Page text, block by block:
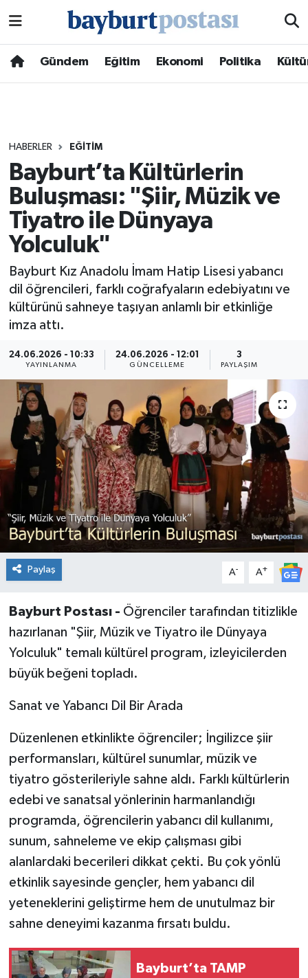
Gündem Eğitim Ekonomi Politika
HABERLER EĞITIM
Bayburt’ta Kültürlerin
Buluşması: "Şiir, Müzik ve
Tiyatro ile Dünyaya
Yolculuk"
Bayburt Kız Anadolu İmam Hatip Lisesi yabancı
dil öğrencileri, farklı coğrafyaların edebiyatını ve
kültürünü sahneye taşıyan anlamlı bir etkinliğe
imza attı.
24.06.2026 - 10:33
YAYINLANMA
24.06.2026 - 12:01
GÜNCELLEME
3
PAYLAŞIM
Paylaş A- A+
Bayburt Postası - Öğrenciler tarafından titizlikle
hazırlanan "Şiir, Müzik ve Tiyatro ile Dünyaya
Yolculuk" temalı kültürel program, izleyicilerden
büyük beğeni topladı.
Sanat ve Yabancı Dil Bir Arada
Düzenlenen etkinlikte öğrenciler; İngilizce şiir
performansları, kültürel sunumlar, müzik ve
tiyatro gösterileriyle sahne aldı. Farklı kültürlerin
edebi ve sanatsal yönlerinin harmanlandığı
programda, öğrencilerin yabancı dil kullanımı,
sunum, sahneleme ve ekip çalışması gibi
alanlardaki becerileri dikkat çekti. Bu çok yönlü
etkinlik sayesinde gençler, hem yabancı dil
yeteneklerini geliştirme hem de unutulmaz bir
sahne deneyimi kazanma fırsatı buldu.
Bayburt’ta TAMP
Hava Durumu
Süper Lig Puan Durumu ve Fikstür
Tüm Manşetler
Son Dakika Haberleri
Haber Arşivi